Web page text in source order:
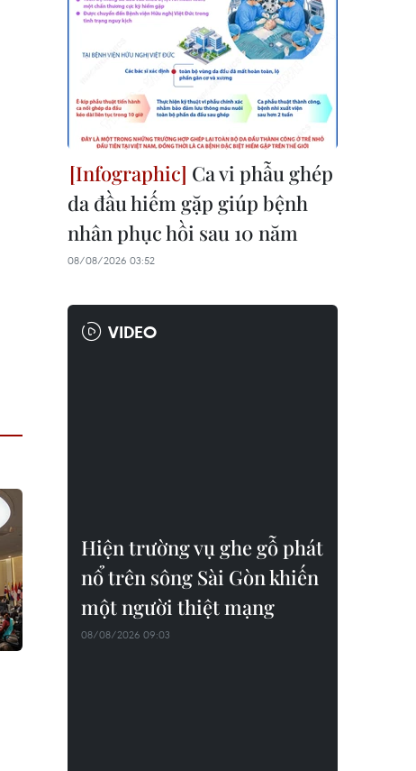
Ca vi phẫu ghép
da đầu hiếm gặp giúp bệnh
nhân phục hồi sau 10 năm
08/08/2026 03:52
VIDEO
Hiện trường vụ ghe gỗ phát
nổ trên sông Sài Gòn khiến
một người thiệt mạng
08/08/2026 09:03